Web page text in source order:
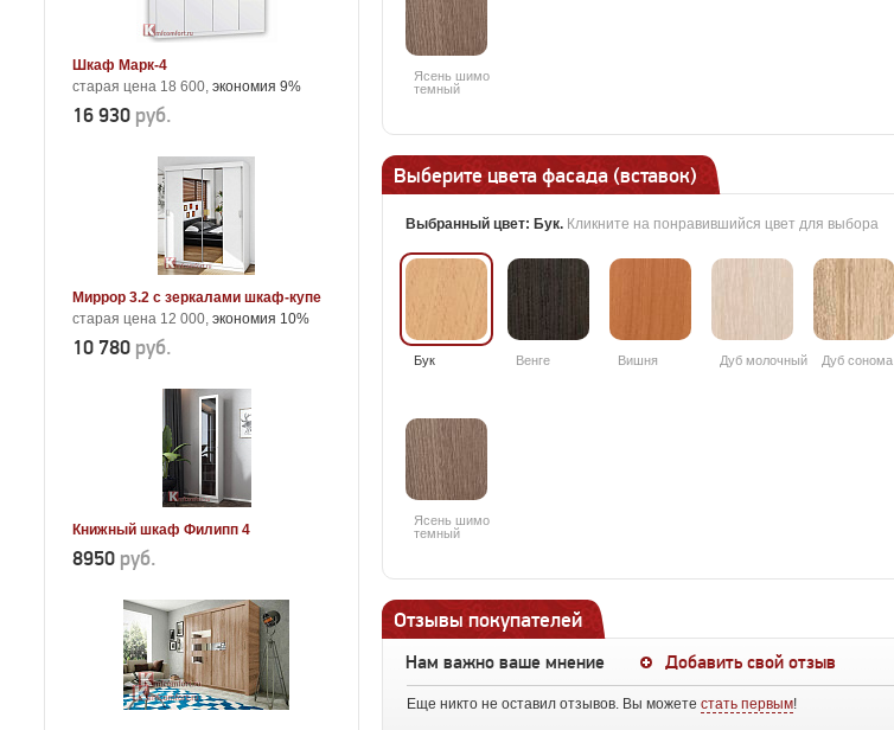
Шкаф Марк-4
старая цена 18 600, экономия 9%
16 930 руб.
Миррор 3.2 с зеркалами шкаф-купе
старая цена 12 000, экономия 10%
10 780 руб.
Книжный шкаф Филипп 4
8950 руб.
Ясень шимо
темный
Выберите цвета фасада (вставок)
Выбранный цвет: Бук. Кликните на понравившийся цвет для выбора
Бук Венге Вишня Дуб молочный Дуб сонома
Ясень шимо
темный
Отзывы покупателей
Нам важно ваше мнение Добавить свой отзыв
Еще никто не оставил отзывов. Вы можете стать первым!